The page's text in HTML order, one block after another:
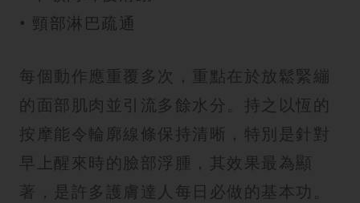
• 頸部淋巴疏通
每個動作應重覆多次，重點在於放鬆緊繃
的面部肌肉並引流多餘水分。持之以恆的
按摩能令輪廓線條保持清晰，特別是針對
早上醒來時的臉部浮腫，其效果最為顯
著，是許多護膚達人每日必做的基本功。